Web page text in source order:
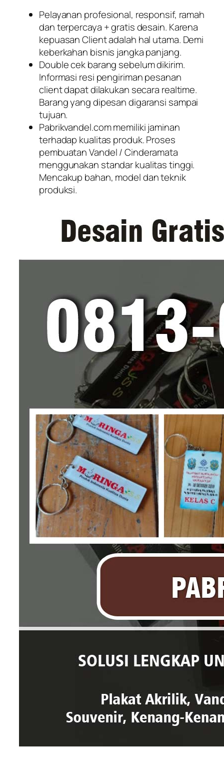
Pelayanan profesional, responsif, ramah
dan terpercaya + gratis desain. Karena
kepuasan Client adalah hal utama. Demi
keberkahan bisnis jangka panjang.
Double cek barang sebelum dikirim.
Informasi resi pengiriman pesanan
client dapat dilakukan secara realtime.
Barang yang dipesan digaransi sampai
tujuan.
Pabrikvandel.com memiliki jaminan
terhadap kualitas produk. Proses
pembuatan Vandel / Cinderamata
menggunakan standar kualitas tinggi.
Mencakup bahan, model dan teknik
produksi.